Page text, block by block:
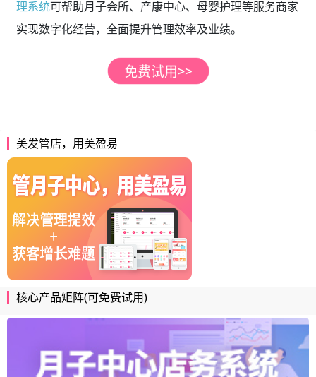
理系统可帮助月子会所、产康中心、母婴护理等服务商家
实现数字化经营，全面提升管理效率及业绩。
美发管店，用美盈易
核心产品矩阵(可免费试用)